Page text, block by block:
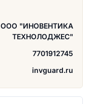
ООО "ИНОВЕНТИКА
ТЕХНОЛОДЖЕС"
7701912745
invguard.ru